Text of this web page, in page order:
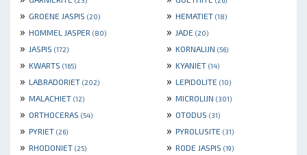
» GROENE JASPIS (20) » HEMATIET (18)
» HOMMEL JASPER (80) » JADE (20)
» JASPIS (172) » KORNALIJN (56)
» KWARTS (165) » KYANIET (14)
» LABRADORIET (202) » LEPIDOLITE (10)
» MALACHIET (12) » MICROLIJN (301)
» ORTHOCERAS (54) » OTODUS (31)
» PYRIET (26) » PYROLUSITE (31)
» RHODONIET (25) » RODE JASPIS (19)